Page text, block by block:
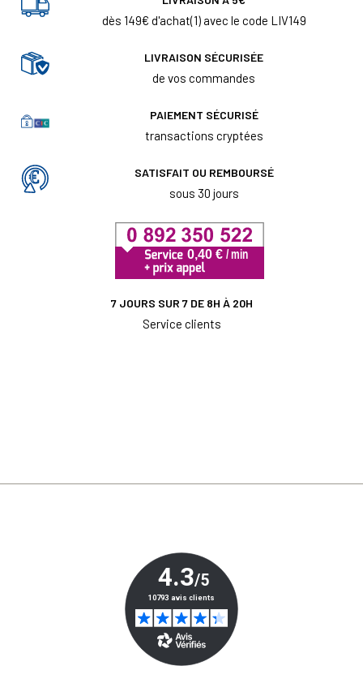
dès 149€ d'achat(1) avec le code LIV149
LIVRAISON SÉCURISÉE
de vos commandes
PAIEMENT SÉCURISÉ
transactions cryptées
SATISFAIT OU REMBOURSÉ
sous 30 jours
7 JOURS SUR 7 DE 8H À 20H
Service clients